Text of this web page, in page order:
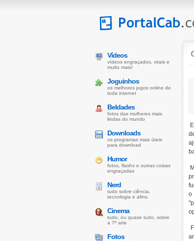
o
Vídeos
vídeos engraçados, virais e
muito mais!
Joguinhos
os melhores jogos online de
toda internet
Beldades
fotos das mulheres mais
lindas do mundo
Downloads
os programas mais úteis
para download
Humor
fotos, flashs e outras coisas
engraçadas
Nerd
tudo sobre ciência,
tecnologia e afins.
Cinema
tudo, ou quase tudo, sobre
a 7ª arte
Fotos